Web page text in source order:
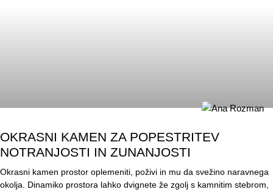
OKRASNI KAMEN ZA POPESTRITEV
NOTRANJOSTI IN ZUNANJOSTI
Okrasni kamen prostor oplemeniti, poživi in mu da svežino naravnega
okolja. Dinamiko prostora lahko dvignete že zgolj s kamnitim stebrom,